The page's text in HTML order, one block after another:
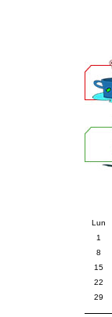
Lun
1
8
15
22
29